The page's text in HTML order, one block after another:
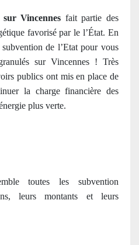
Vincennes fait partie des
favorisé par le l’État. En
de l’Etat pour vous
sur Vincennes ! Très
publics ont mis en place de
la charge financière des
plus verte.
toutes les subvention
leurs montants et leurs